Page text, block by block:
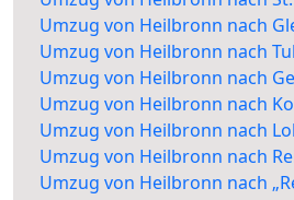
Umzug von Heilbronn nach
Umzug von Heilbronn nach
Umzug von Heilbronn nach
Umzug von Heilbronn nach
Umzug von Heilbronn nach
Umzug von Heilbronn nach
Umzug von Heilbronn nach